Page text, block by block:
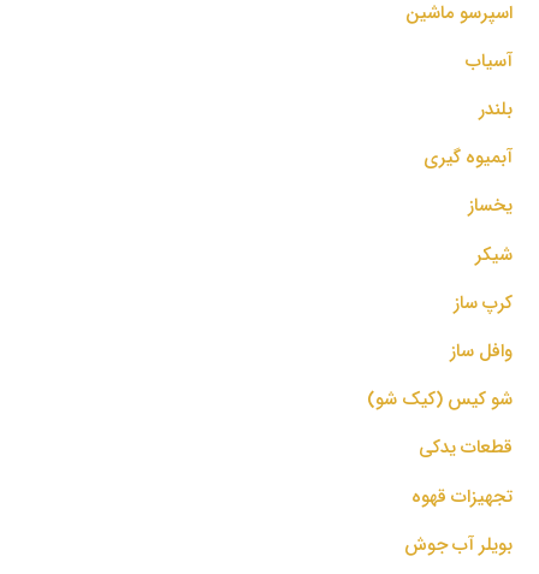
اسپرسو‌ ماشین
آسیاب
بلندر
آبمیوه گیری
یخساز
شیکر
کرپ ساز
وافل ساز
شو کیس (کیک شو)
قطعات یدکی
تجهیزات قهوه
بویلر آب جوش